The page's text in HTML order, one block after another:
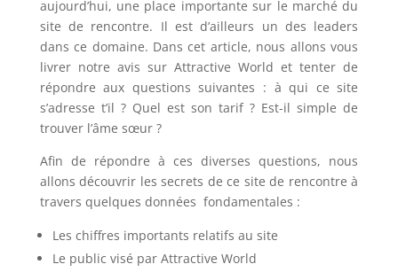
aujourd’hui, une place importante sur le marché du
site de rencontre. Il est d’ailleurs un des leaders
dans ce domaine. Dans cet article, nous allons vous
livrer notre avis sur Attractive World et tenter de
répondre aux questions suivantes : à qui ce site
s’adresse t’il ? Quel est son tarif ? Est-il simple de
trouver l’âme sœur ?
Afin de répondre à ces diverses questions, nous
allons découvrir les secrets de ce site de rencontre à
travers quelques données fondamentales :
Les chiffres importants relatifs au site
Le public visé par Attractive World